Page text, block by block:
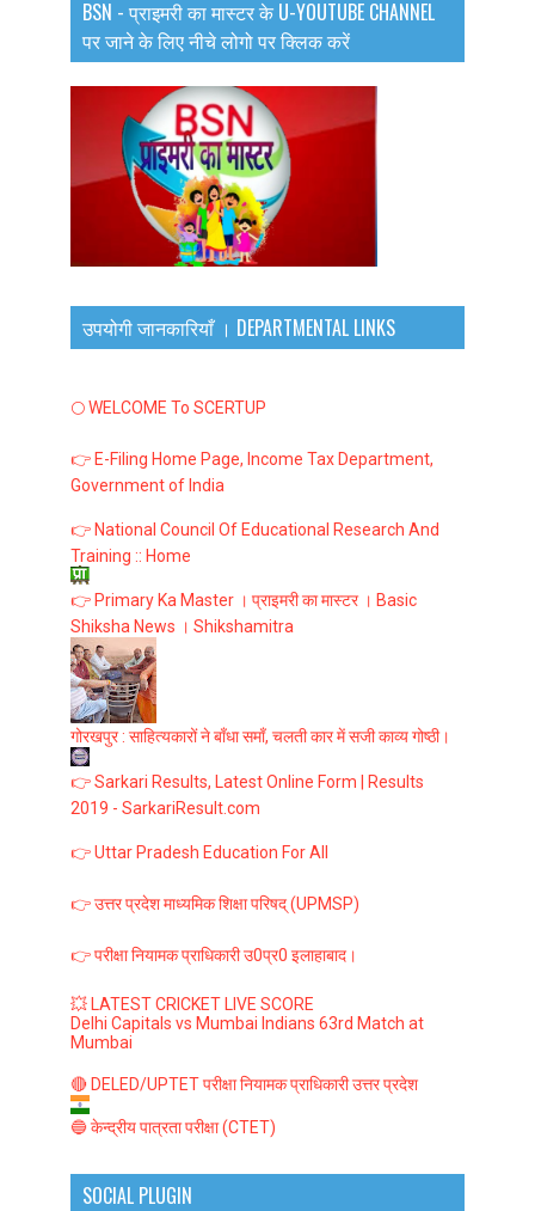
BSN - प्राइमरी का मास्टर के U-YOUTUBE CHANNEL
पर जाने के लिए नीचे लोगो पर क्लिक करें
उपयोगी जानकारियाँ । DEPARTMENTAL LINKS
🌕 WELCOME To SCERTUP
👉 E-Filing Home Page, Income Tax Department,
Government of India
👉 National Council Of Educational Research And
Training :: Home
👉 Primary Ka Master । प्राइमरी का मास्टर । Basic
Shiksha News । Shikshamitra
गोरखपुर : साहित्यकारों ने बाँधा समाँ, चलती कार में सजी काव्य गोष्ठी।
👉 Sarkari Results, Latest Online Form | Results
2019 - SarkariResult.com
👉 Uttar Pradesh Education For All
👉 उत्तर प्रदेश माध्यमिक शिक्षा परिषद् (UPMSP)
👉 परीक्षा नियामक प्राधिकारी उ0प्र0 इलाहाबाद।
💥 LATEST CRICKET LIVE SCORE
Delhi Capitals vs Mumbai Indians 63rd Match at
Mumbai
🔴 DELED/UPTET परीक्षा नियामक प्राधिकारी उत्तर प्रदेश
🔵 केन्द्रीय पात्रता परीक्षा (CTET)
SOCIAL PLUGIN